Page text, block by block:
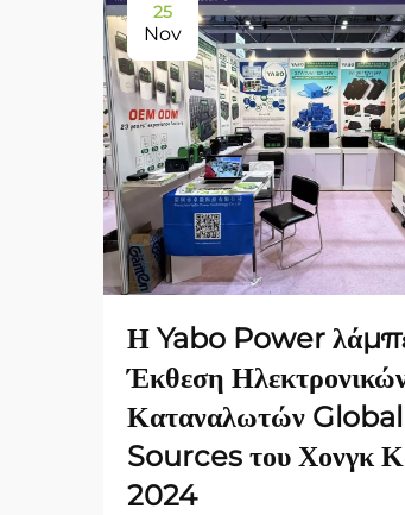
25
Nov
Η Yabo Power
Έκθεση
Καταναλωτών Global
Sources του Χονγκ
2024